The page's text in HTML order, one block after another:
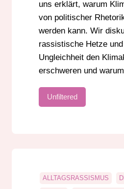
uns erklärt, warum
von politischer
werden kann. Wir
rassistische Hetze
Ungleichheit den
erschweren und
Unfiltered
ALLTAGSRASSISMUS